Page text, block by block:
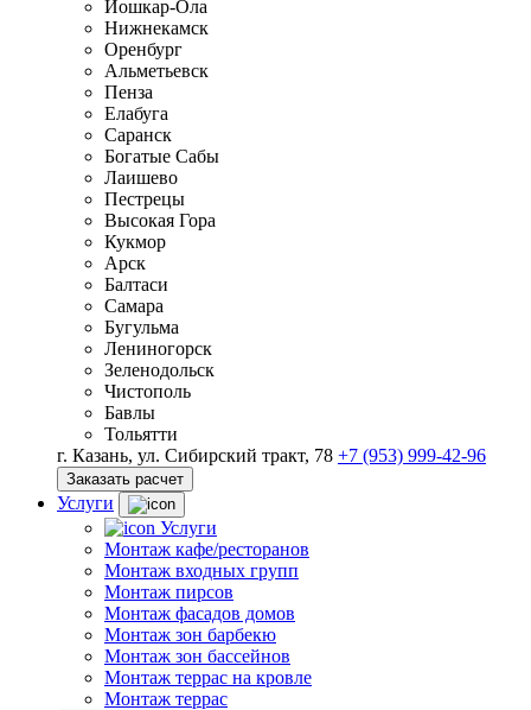
Йошкар-Ола
Нижнекамск
Оренбург
Альметьевск
Пенза
Елабуга
Саранск
Богатые Сабы
Лаишево
Пестрецы
Высокая Гора
Кукмор
Арск
Балтаси
Самара
Бугульма
Лениногорск
Зеленодольск
Чистополь
Бавлы
Тольятти
г. Казань, ул. Сибирский тракт, 78 +7 (953) 999-42-96
Заказать расчет
Услуги
Услуги
Монтаж кафе/ресторанов
Монтаж входных групп
Монтаж пирсов
Монтаж фасадов домов
Монтаж зон барбекю
Монтаж зон бассейнов
Монтаж террас на кровле
Монтаж террас